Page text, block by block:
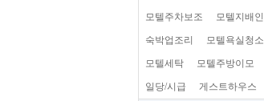
모텔주차보조 모텔지배인
숙박업조리 모텔욕실청소
모텔세탁 모텔주방이모
일당/시급 게스트하우스